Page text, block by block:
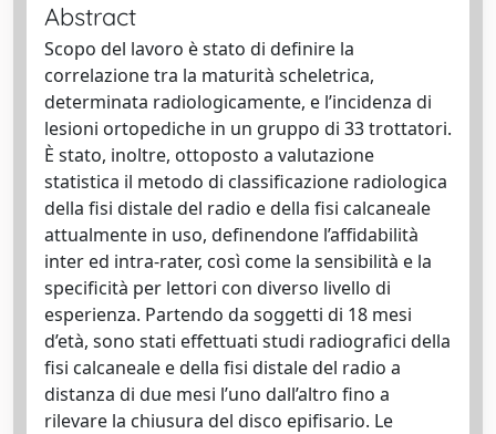
Abstract
Scopo del lavoro è stato di definire la
correlazione tra la maturità scheletrica,
determinata radiologicamente, e l’incidenza di
lesioni ortopediche in un gruppo di 33 trottatori.
È stato, inoltre, ottoposto a valutazione
statistica il metodo di classificazione radiologica
della fisi distale del radio e della fisi calcaneale
attualmente in uso, definendone l’affidabilità
inter ed intra-rater, così come la sensibilità e la
specificità per lettori con diverso livello di
esperienza. Partendo da soggetti di 18 mesi
d’età, sono stati effettuati studi radiografici della
fisi calcaneale e della fisi distale del radio a
distanza di due mesi l’uno dall’altro fino a
rilevare la chiusura del disco epifisario. Le